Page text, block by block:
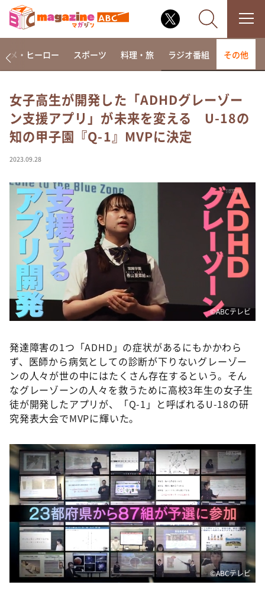
なるみ・岡村の過ぎるTV
相席食堂
これ余談なんですけど・・・
て真剣です
探偵！ナイトスクープ
news おかえり
河合＆A.B.C-Z塚田×福井アナ「なんでやねん！？」
（news おかえり）
DAIGOも台所 ～きょうの献立 何にする？～
本日はダイアンなり！シーズン２
朝だ！生です旅サラダ
ＬＩＦＥ～夢のカタチ～
新婚さんいらっしゃい！
ポツンと一軒家
ザキ山小屋本館
アナ回覧板
メ・ヒーロー スポーツ 料理・旅 ラジオ番組 その他
女子高生が開発した「ADHDグレーゾー
ン支援アプリ」が未来を変える U-18の
知の甲子園『Q-1』MVPに決定
2023.09.28
©️ABCテレビ
発達障害の1つ「ADHD」の症状があるにもかかわら
ず、医師から病気としての診断が下りないグレーゾー
ンの人々が世の中にはたくさん存在するという。そん
なグレーゾーンの人々を救うために高校3年生の女子生
徒が開発したアプリが、「Q-1」と呼ばれるU-18の研
究発表大会でMVPに輝いた。
©️ABCテレビ